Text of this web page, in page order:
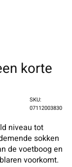
korte
SKU:
07112003830
niveau tot
sokken
de voetboog en
voorkomt.